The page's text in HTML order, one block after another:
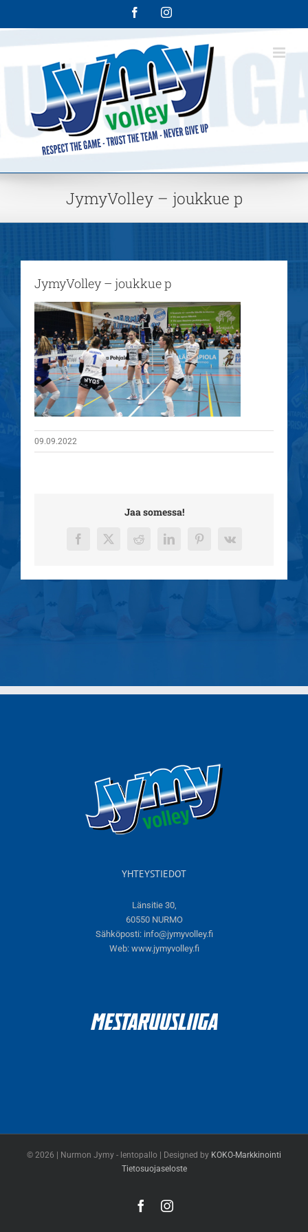
FacebookInstagram
JymyVolley – joukkue p
JymyVolley – joukkue p
09.09.2022
Jaa somessa!
Facebook
X RedditLinkedInPinterest
Vk
YHTEYSTIEDOT
Länsitie 30,
60550 NURMO
Sähköposti: info@jymyvolley.fi
Web: www.jymyvolley.fi
© 2026 | Nurmon Jymy - lentopallo | Designed by KOKO-Markkinointi
Tietosuojaseloste
FacebookInstagram